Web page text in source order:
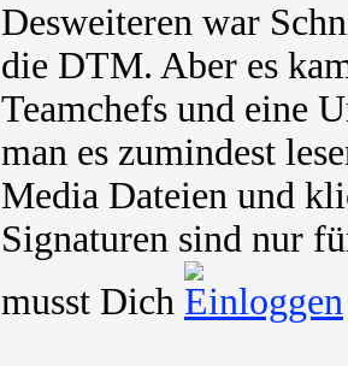
Desweiteren war
die DTM. Aber es
Teamchefs und eine
man es zumindest
Media Dateien und
Signaturen sind nur
musst Dich